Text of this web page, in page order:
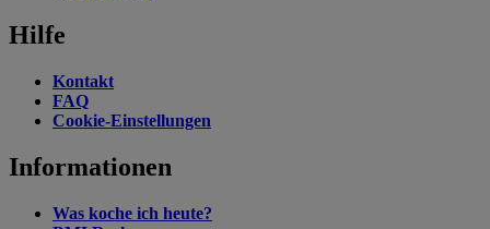
Hilfe
Kontakt
FAQ
Cookie-Einstellungen
Informationen
Was koche ich heute?